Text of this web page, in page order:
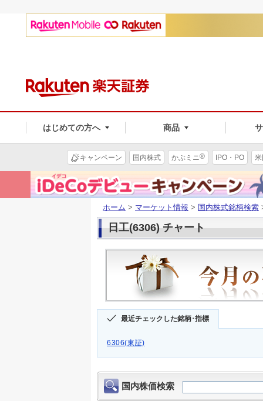
はじめての方へ 商品
キャンペーン 国内株式 かぶミニ® IPO・PO
ホーム > マーケット情報 > 国内株式銘柄検索
日工(6306) チャート
最近チェックした銘柄･指標
6306(東証)